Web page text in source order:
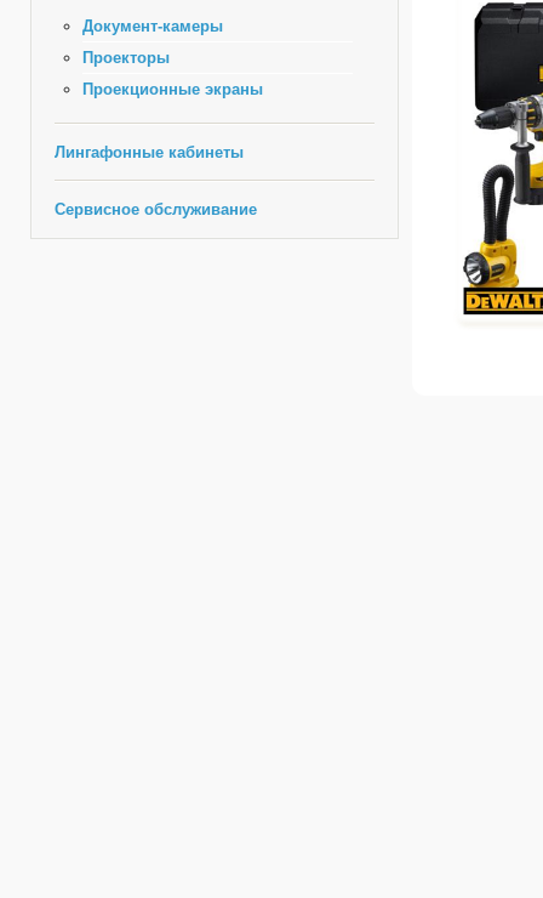
Документ-камеры
Проекторы
Проекционные экраны
Лингафонные кабинеты
Сервисное обслуживание